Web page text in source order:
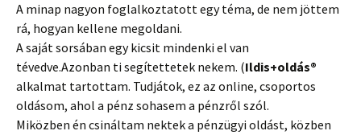
A minap nagyon foglalkoztatott egy téma, de nem jöttem
rá, hogyan kellene megoldani.
A saját sorsában egy kicsit mindenki el van
tévedve.Azonban ti segítettetek nekem. (Ildis+oldás®
alkalmat tartottam. Tudjátok, ez az online, csoportos
oldásom, ahol a pénz sohasem a pénzről szól.
Miközben én csináltam nektek a pénzügyi oldást, közben